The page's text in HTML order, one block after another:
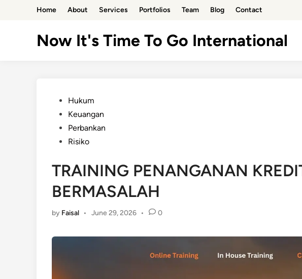
Home About Services Portfolios Team Blog Contact
Now It's Time To Go International
PostedHukum
Keuangan
Perbankan
Risiko
TRAINING PENANGANAN
BERMASALAH
by Faisal • June 29, 2026 • 0